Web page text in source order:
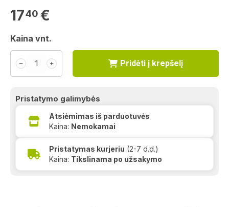
1740 €
Kaina vnt.
﹣ ﹢ Pridėti į krepšelį
Pristatymo galimybės
Atsiėmimas iš parduotuvės
Kaina: Nemokamai
Pristatymas kurjeriu (2-7 d.d.)
Kaina: Tikslinama po užsakymo